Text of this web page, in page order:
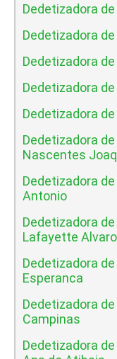
Dedetizadora
Dedetizadora
Dedetizadora
Dedetizadora
Dedetizadora
Dedetizadora
Nascentes
Dedetizadora
Antonio
Dedetizadora
Lafayette Alvaro
Dedetizadora
Esperanca
Dedetizadora
Campinas
Dedetizadora